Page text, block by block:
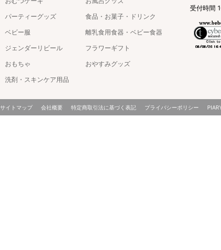
パーティーグッズ
食品・お菓子・ドリンク
ベビー服
離乳食用食器・ベビー食器
ジェンダーリビール
フラワーギフト
おもちゃ
おやすみグッズ
洗剤・スキンケア用品
受付時間
サイトマップ 会社概要 特定商取引法に基づく表記 プライバシーポリシー